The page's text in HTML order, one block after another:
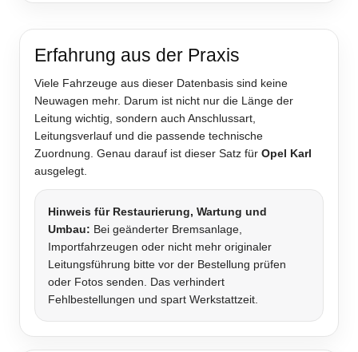
Erfahrung aus der Praxis
Viele Fahrzeuge aus dieser Datenbasis sind keine
Neuwagen mehr. Darum ist nicht nur die Länge der
Leitung wichtig, sondern auch Anschlussart,
Leitungsverlauf und die passende technische
Zuordnung. Genau darauf ist dieser Satz für Opel Karl
ausgelegt.
Hinweis für Restaurierung, Wartung und
Umbau: Bei geänderter Bremsanlage,
Importfahrzeugen oder nicht mehr originaler
Leitungsführung bitte vor der Bestellung prüfen
oder Fotos senden. Das verhindert
Fehlbestellungen und spart Werkstattzeit.